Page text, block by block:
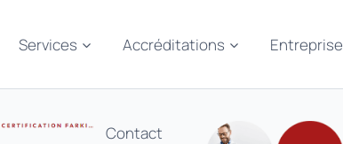
Services Accréditations Entreprise
Contact